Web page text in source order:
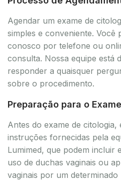
Agendar um exame de
simples e conveniente. Você
conosco por telefone ou
consulta. Nossa equipe está
responder a quaisquer
sobre o procedimento.
Preparação para o Exame
Antes do exame de citologia,
instruções fornecidas pela
Lumimed, que podem incluir
uso de duchas vaginais ou
vaginais por um